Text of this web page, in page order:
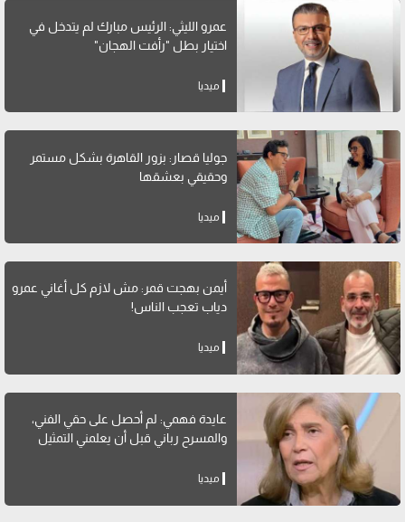
عمرو الليثي: الرئيس مبارك لم يتدخل في
اختيار بطل "رأفت الهجان"
ميديا
جوليا قصار: بزور القاهرة بشكل مستمر
وحقيقي بعشقها
ميديا
أيمن بهجت قمر: مش لازم كل أغاني عمرو
دياب تعجب الناس!
ميديا
عايدة فهمي: لم أحصل على حقي الفني،
والمسرح رباني قبل أن يعلمني التمثيل
ميديا